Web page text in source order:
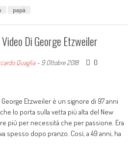
papà
Di George Etzweiler
Quaglia- 9 Ottobre 2018 0
Etzweiler è un signore di 97 anni
lo porta sulla vetta più alta del New
più per necessità che per passione. Era
spesso dopo pranzo. Così, a 49 anni, ha